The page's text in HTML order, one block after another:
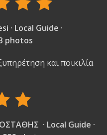
· Local Guide ·
photos
και ποικιλία
· Local Guide ·